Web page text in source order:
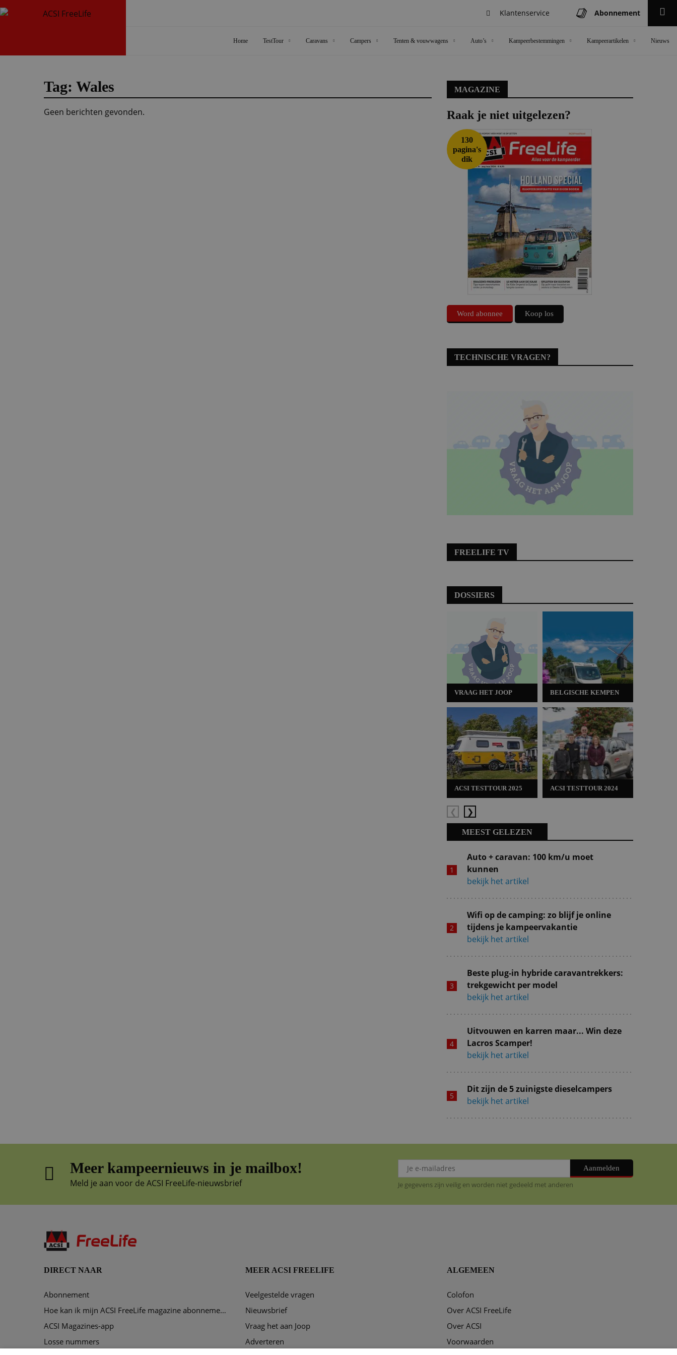
Klantenservice Abonnement
Home TestTour Caravans Campers Tenten & vouwwagens Auto’s Kampeerbestemmingen Kampeerartikelen Nieuws
Tag: Wales
Geen berichten gevonden.
MAGAZINE
Raak je niet uitgelezen?
130
pagina's
dik
Word abonnee Koop los
TECHNISCHE VRAGEN?
FREELIFE TV
DOSSIERS
VRAAG HET JOOP
ACSI TESTTOUR 2025
BELGISCHE KEMPEN
ACSI TESTTOUR 2024
VorigeVolgende
MEEST GELEZEN
Auto + caravan: 100 km/u moet
kunnen
bekijk het artikel
Wifi op de camping: zo blijf je online
tijdens je kampeervakantie
bekijk het artikel
Beste plug-in hybride caravantrekkers:
trekgewicht per model
bekijk het artikel
Uitvouwen en karren maar... Win deze
Lacros Scamper!
bekijk het artikel
Dit zijn de 5 zuinigste dieselcampers
bekijk het artikel
Meer kampeernieuws in je mailbox!
Meld je aan voor de ACSI FreeLife-nieuwsbrief
Aanmelden
Je gegevens zijn veilig en worden niet gedeeld met anderen
DIRECT NAAR
Abonnement
Hoe kan ik mijn ACSI FreeLife magazine abonnement opzeggen?
ACSI Magazines-app
Losse nummers
MEER ACSI FREELIFE
Veelgestelde vragen
Nieuwsbrief
Vraag het aan Joop
Adverteren
ALGEMEEN
Colofon
Over ACSI FreeLife
Over ACSI
Voorwaarden